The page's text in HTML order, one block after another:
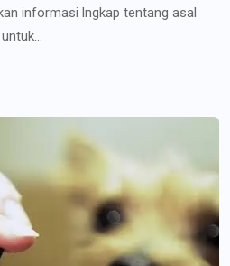
informasi lngkap tentang asal